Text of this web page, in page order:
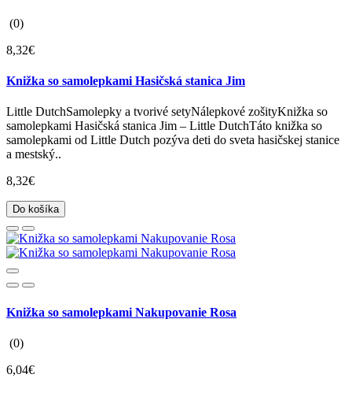
(0)
8,32€
Knižka so samolepkami Hasičská stanica Jim
Little DutchSamolepky a tvorivé setyNálepkové zošityKnižka so
samolepkami Hasičská stanica Jim – Little DutchTáto knižka so
samolepkami od Little Dutch pozýva deti do sveta hasičskej stanice
a mestský..
8,32€
Do košíka
Knižka so samolepkami Nakupovanie Rosa
(0)
6,04€